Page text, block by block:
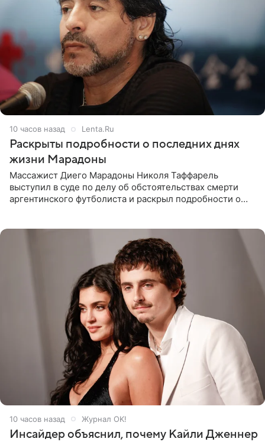
10 часов назад Lenta.Ru
Раскрыты подробности о последних днях
жизни Марадоны
Массажист Диего Марадоны Николя Таффарель
выступил в суде по делу об обстоятельствах смерти
аргентинского футболиста и раскрыл подробности о
10 часов назад Журнал OK!
Инсайдер объяснил, почему Кайли Дженнер